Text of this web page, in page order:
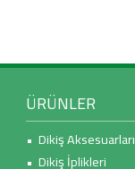
ÜRÜNLER
• Dikiş Aksesuarları
• Dikiş İplikleri